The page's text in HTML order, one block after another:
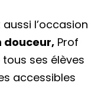
l’occasion
douceur, Prof
ses élèves
accessibles